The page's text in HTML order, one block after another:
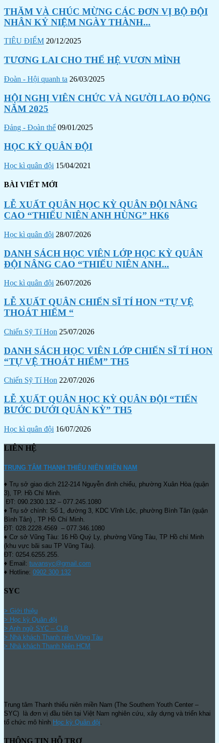
THĂM VÀ CHÚC MỪNG CÁC ĐƠN VỊ BỘ ĐỘI
NHÂN KỶ NIỆM NGÀY THÀNH...
TIÊU ĐIỂM 20/12/2025
TƯƠNG LAI CHO THẾ HỆ VƯƠN MÌNH
Đoàn - Hội quanh ta 26/03/2025
HỘI NGHỊ VIÊN CHỨC VÀ NGƯỜI LAO ĐỘNG
NĂM 2025
Đảng - Đoàn thể 09/01/2025
HỌC KỲ QUÂN ĐỘI
Học kì quân đội 15/04/2021
BÀI VIẾT MỚI
LỄ XUẤT QUÂN HỌC KỲ QUÂN ĐỘI NÂNG
CAO “THIẾU NIÊN ANH HÙNG” HK6
Học kì quân đội 28/07/2026
DANH SÁCH HỌC VIÊN LỚP HỌC KỲ QUÂN
ĐỘI NÂNG CAO “THIẾU NIÊN ANH...
Học kì quân đội 26/07/2026
LỄ XUẤT QUÂN CHIẾN SĨ TÍ HON “TỰ VỆ
THOÁT HIỂM “
Chiến Sỹ Tí Hon 25/07/2026
DANH SÁCH HỌC VIÊN LỚP CHIẾN SĨ TÍ HON
“TỰ VỆ THOÁT HIỂM” TH5
Chiến Sỹ Tí Hon 22/07/2026
LỄ XUẤT QUÂN HỌC KỲ QUÂN ĐỘI “TIẾN
BƯỚC DƯỚI QUÂN KỲ” TH5
Học kì quân đội 16/07/2026
LIÊN HỆ
TRUNG TÂM THANH THIẾU NIÊN MIỀN NAM
♦ Trụ sở giao dịch 212-214 Nguyễn đình chiểu, phường Xuân Hòa (quận
3), TP. Hồ Chí Minh.
ĐT: 090.2300.132 – 077.245.1080
♦ Trụ sở chính: Số 1, đường 3, KDC Vĩnh Lộc, phường Bình Tân (quận
Bình Tân) , TP Hồ Chí Minh.
ĐT: 028.2228.4569 – 077.346.1080
♦ Cơ sở Vũng Tàu: 16 Hồ Quý Ly, phường Vũng Tàu, TP Hồ chí Minh
(khu vực bãi sau TP Vũng Tàu).
ĐT: 0254.6255.255.
♦ Email: tuvansyc@gmail.com
♦ Hotline: 0902 300 132
SYC
> Giới thiệu
> Học kỳ Quân đội
> Anh ngữ SYC – CLB
> Nhà khách Thanh niên Vũng Tàu
> Nhà khách Thanh Niên HCM
Trung tâm Thanh thiếu niên miền Nam (The Southern Youth Center –
SYC) là đơn vị đầu tiên tại Việt Nam nghiên cứu, xây dựng và triển khai
tổ chức mô hình Học kỳ Quân đội
THÔNG TIN HỖ TRỢ